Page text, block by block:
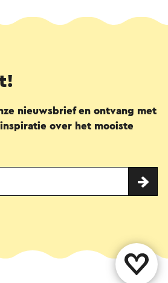
nieuwsbrief en ontvang met
over het mooiste